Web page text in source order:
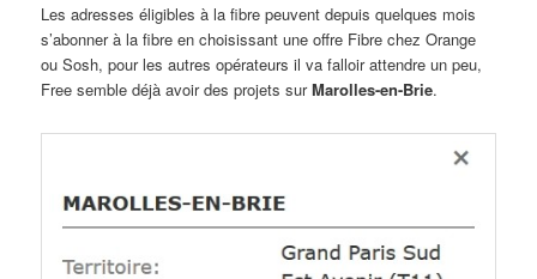
Les adresses éligibles à la fibre peuvent depuis quelques mois
s’abonner à la fibre en choisissant une offre Fibre chez Orange
ou Sosh, pour les autres opérateurs il va falloir attendre un peu,
Free semble déjà avoir des projets surMarolles-en-Brie.